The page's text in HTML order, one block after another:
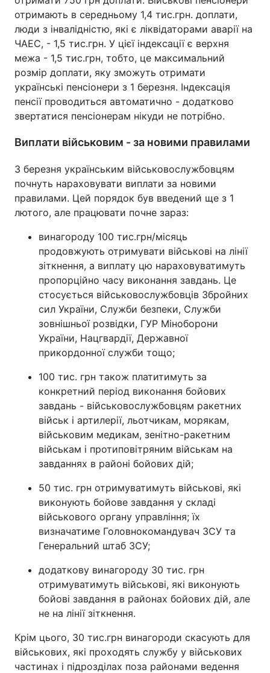
отримають в середньому 1,4 тис.грн. доплати,
люди з інвалідністю, які є ліквідаторами аварії на
ЧАЕС, - 1,5 тис.грн. У цієї індексації є верхня
межа - 1,5 тис.грн, тобто, це максимальний
розмір доплати, яку зможуть отримати
українські пенсіонери з 1 березня. Індексація
пенсії проводиться автоматично - додатково
звертатися пенсіонерам нікуди не потрібно.
Виплати військовим - за новими правилами
З березня українським військовослужбовцям
почнуть нараховувати виплати за новими
правилами. Цей порядок був введений ще з 1
лютого, але працювати почне зараз:
винагороду 100 тис.грн/місяць
продовжують отримувати військові на лінії
зіткнення, а виплату цю нараховуватимуть
пропорційно часу виконання завдань. Це
стосується військовослужбовців Збройних
сил України, Служби безпеки, Служби
зовнішньої розвідки, ГУР Міноборони
України, Нацгвардії, Державної
прикордонної служби тощо;
100 тис. грн також платитимуть за
конкретний період виконання бойових
завдань - військовослужбовцям ракетних
військ і артилерії, льотчикам, морякам,
військовим медикам, зенітно-ракетним
військам і протиповітряним військам на
завданнях в районі бойових дій;
50 тис. грн отримуватимуть військові, які
виконують бойове завдання у складі
військового органу управління; їх
визначатиме Головнокомандувач ЗСУ та
Генеральний штаб ЗСУ;
додаткову винагороду 30 тис. грн
отримуватимуть військові, які виконують
бойові завдання в районах бойових дій, але
не на лінії зіткнення.
Крім цього, 30 тис.грн винагороди скасують для
військових, які проходять службу у військових
частинах і підрозділах поза районами ведення